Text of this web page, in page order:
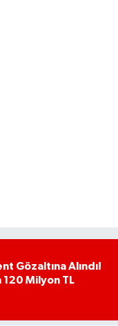
Gözaltına Alındı!
120 Milyon TL